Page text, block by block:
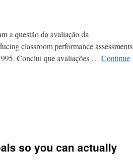
a questão da avaliação da
classroom performance assessments
Conclui que avaliações … Continue
so you can actually